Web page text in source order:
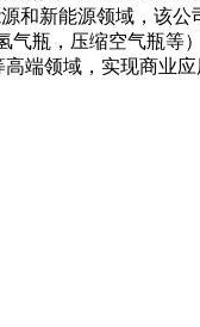
新能源领域，该公
瓶，压缩空气瓶等
端领域，实现商业